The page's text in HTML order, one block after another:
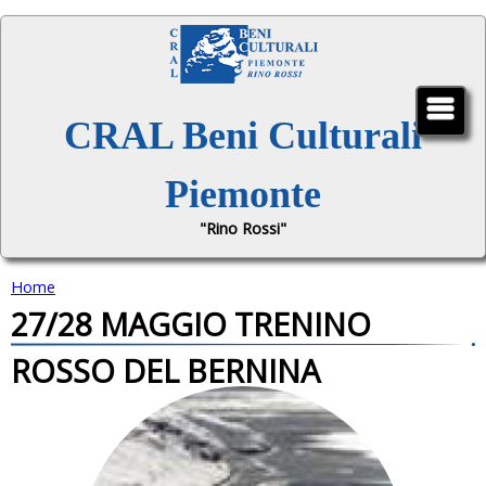
Jump to navigation
CRAL Beni Culturali
Piemonte
"Rino Rossi"
T
u
Home
27/28 MAGGIO TRENINO
ROSSO DEL BERNINA